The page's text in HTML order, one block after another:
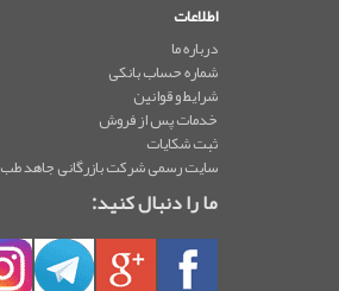
اطلاعات
درباره ما
شماره حساب بانکی
شرایط و قوانین
خدمات پس از فروش
ثبت شکایات
سایت رسمی شرکت بازرگانی جاهد طب
ما را دنبال کنید: